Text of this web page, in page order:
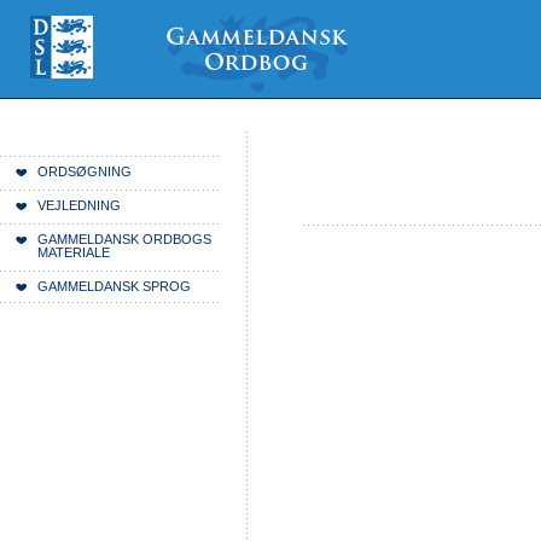
indhold
Videre
værktøjer
ORDSØGNING
VEJLEDNING
GAMMELDANSK ORDBOGS
MATERIALE
GAMMELDANSK SPROG